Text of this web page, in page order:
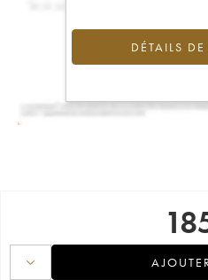
DÉTAILS